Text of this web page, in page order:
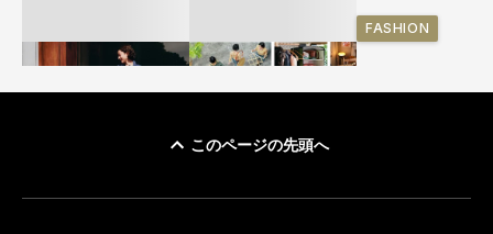
FASHION
このページの先頭へ